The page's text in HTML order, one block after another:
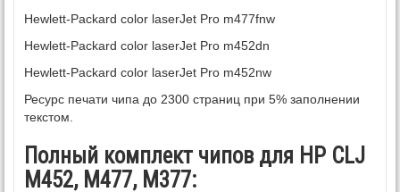
Hewlett-Packard color laserJet Pro m477fnw
Hewlett-Packard color laserJet Pro m452dn
Hewlett-Packard color laserJet Pro m452nw
Ресурс печати чипа до 2300 страниц при 5% заполнении
текстом.
Полный комплект чипов для HP CLJ
M452, M477, M377: